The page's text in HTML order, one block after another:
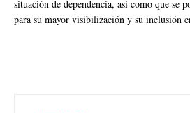
situación de dependencia, así como que se
para su mayor visibilización y su inclusión